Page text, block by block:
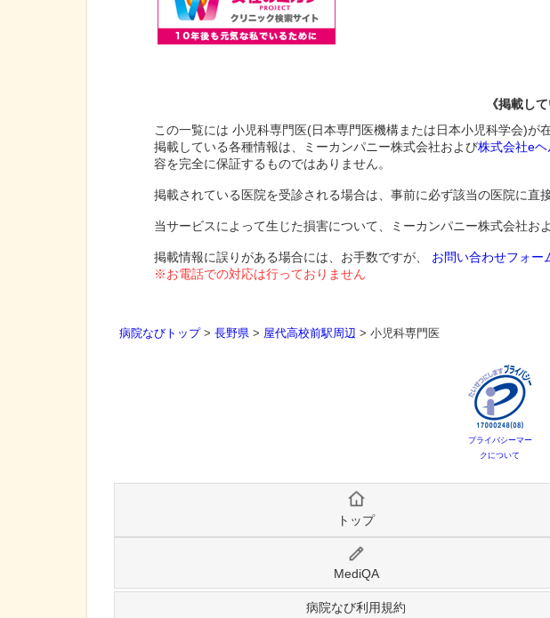
《掲載し
この一覧には 小児科専門医(日本専門医機構または日本小児科学会)が
掲載している各種情報は、ミーカンパニー株式会社および株式会社eヘ
容を完全に保証するものではありません。
掲載されている医院を受診される場合は、事前に必ず該当の医院に直
当サービスによって生じた損害について、ミーカンパニー株式会社お
掲載情報に誤りがある場合には、お手数ですが、 お問い合わせフォー
※お電話での対応は行っておりません
病院なびトップ> 長野県 > 屋代高校前駅周辺 > 小児科専門医
プライバシーマー
クについて
トップ
MediQA
病院なび利用規約